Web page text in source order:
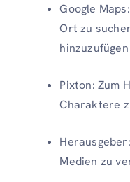
Google
Ort zu
hinzuzufügen
Pixton: Zum
Charaktere
Medien zu